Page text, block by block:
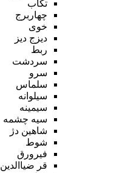
تکاب
چهاربرج
خوی
دیزج دیز
ربط
سردشت
سرو
سلماس
سیلوانه
سیمینه
سیه چشمه
شاهین دژ
شوط
فیرورق
قر ضیاالدین